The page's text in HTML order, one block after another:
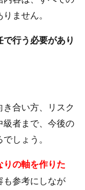
ません。
行う必要があり
合い方、リスク
級者まで、今後の
しょう。
りの軸を作りた
も参考にしなが